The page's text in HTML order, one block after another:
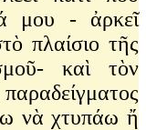
μου - ἀρκεῖ
πλαίσιο τῆς
καὶ τὸν
νὰ χτυπάω ἤ